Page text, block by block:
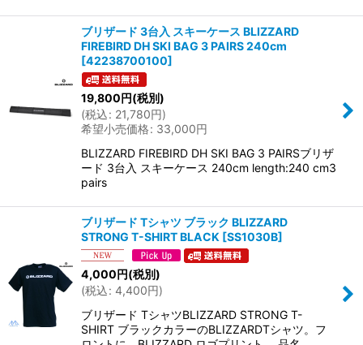
ブリザード 3台入 スキーケース BLIZZARD
FIREBIRD DH SKI BAG 3 PAIRS 240cm
[42238700100]
19,800円(税別)
(税込: 21,780円)
希望小売価格: 33,000円
BLIZZARD FIREBIRD DH SKI BAG 3 PAIRSブリザ
ード 3台入 スキーケース 240cm length:240 cm3
pairs
ブリザード Tシャツ ブラック BLIZZARD
STRONG T-SHIRT BLACK [SS1030B]
4,000円(税別)
(税込: 4,400円)
ブリザード TシャツBLIZZARD STRONG T-
SHIRT ブラックカラーのBLIZZARDTシャツ。フ